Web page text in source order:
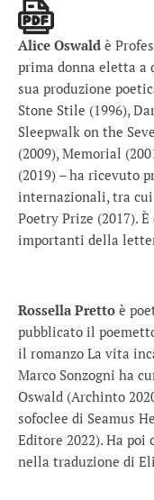
Alice Oswald è
prima donna eletta a
sua produzione
Stone Stile (1996),
Sleepwalk on the
(2009), Memorial
(2019) – ha ricevuto
internazionali, tra
Poetry Prize (2017).
importanti della
Rossella Pretto è
pubblicato il
il romanzo La vita
Marco Sonzogni ha
Oswald (Archinto
sofoclee di Seamus
Editore 2022). Ha poi
nella traduzione di